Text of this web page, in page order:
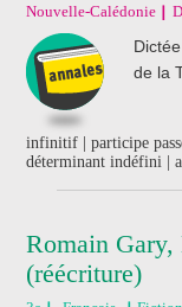
Nouvelle-Calédonie
de la
infinitif | participe
déterminant indéfini |
Romain Gary,
(réécriture)